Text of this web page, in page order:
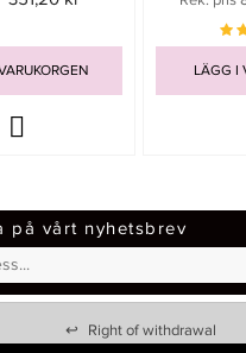
LÄGG I
på vårt nyhetsbrev
↩ Right of withdrawal